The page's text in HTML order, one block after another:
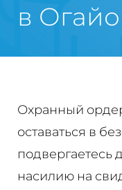
в Огайо
Охранный
оставаться в
насилию на